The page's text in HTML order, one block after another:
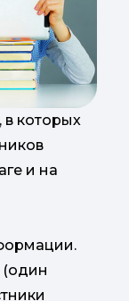
которых
и на
(один